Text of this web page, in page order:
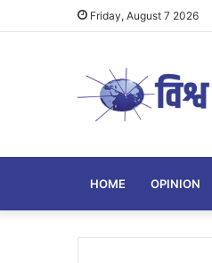
Friday, August 7 2026
HOME OPINION